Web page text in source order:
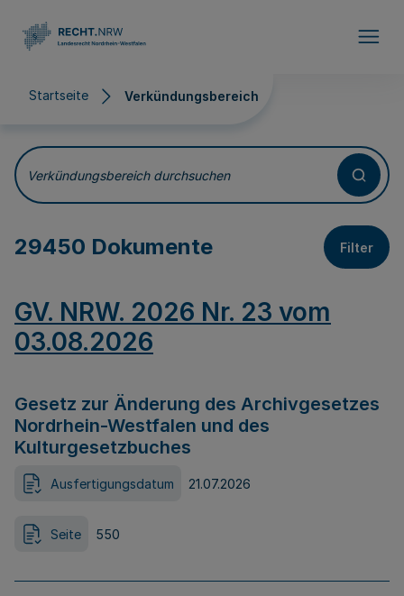
Startseite Verkündungsbereich
Verkündungsbereich
Verkündungsbereich durchsuchen
29450 Dokumente Filter
GV. NRW. 2026 Nr. 23 vom
03.08.2026
Gesetz zur Änderung des Archivgesetzes
Nordrhein-Westfalen und des
Kulturgesetzbuches
Ausfertigungsdatum 21.07.2026
Seite 550